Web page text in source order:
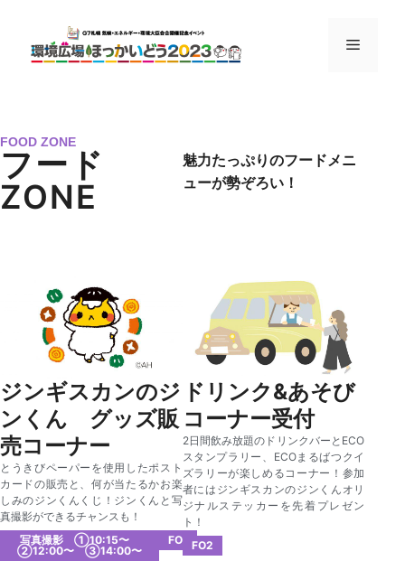
FOOD ZONE
フード
ZONE
魅力たっぷりのフードメニ
ューが勢ぞろい！
ジンギスカンのジ
ンくん グッズ販
売コーナー
とうきびペーパーを使用したポスト
カードの販売と、何が当たるかお楽
しみのジンくんくじ！ジンくんと写
真撮影ができるチャンスも！
写真撮影 ①10:15〜
②12:00〜 ③14:00〜
FO1
ドリンク&あそび
コーナー受付
2日間飲み放題のドリンクバーとECO
スタンプラリー、ECOまるばつクイ
ズラリーが楽しめるコーナー！参加
者にはジンギスカンのジンくんオリ
ジナルステッカーを先着プレゼン
ト！
FO2